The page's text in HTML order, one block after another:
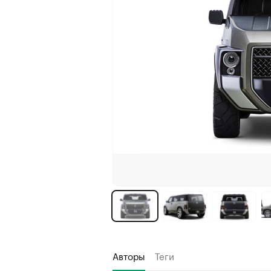
Авторы Теги